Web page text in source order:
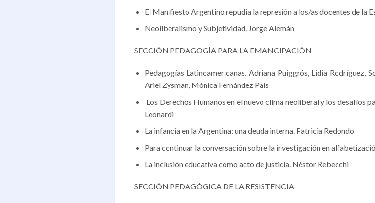
El Manifiesto Argentino repudia la represión a los/as docentes de la
Neoilberalismo y Subjetividad. Jorge Alemán
SECCIÓN PEDAGOGÍA PARA LA EMANCIPACIÓN
Pedagogías Latinoamericanas. Adriana Puiggrós, Lidia Rodríguez,
Ariel Zysman, Mónica Fernández Pais
Los Derechos Humanos en el nuevo clima neoliberal y los desafíos
Leonardi
La infancia en la Argentina: una deuda interna. Patricia Redondo
Para continuar la conversación sobre la investigación en
La inclusión educativa como acto de justicia. Néstor Rebecchi
SECCIÓN PEDAGÓGICA DE LA RESISTENCIA